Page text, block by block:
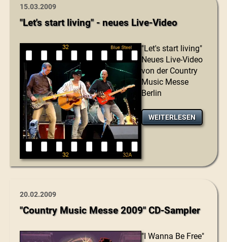
15.03.2009
"Let's start living" - neues Live-Video
"Let's start living"
Neues Live-Video
von der Country
Music Messe
Berlin
WEITERLESEN
20.02.2009
"Country Music Messe 2009" CD-Sampler
"I Wanna Be Free"